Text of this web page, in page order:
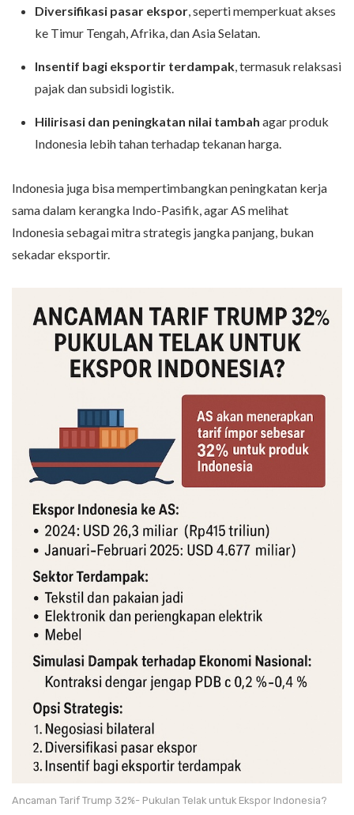
Diversifikasi pasar ekspor, seperti memperkuat akses
ke Timur Tengah, Afrika, dan Asia Selatan.
Insentif bagi eksportir terdampak, termasuk relaksasi
pajak dan subsidi logistik.
Hilirisasi dan peningkatan nilai tambah agar produk
Indonesia lebih tahan terhadap tekanan harga.
Indonesia juga bisa mempertimbangkan peningkatan kerja
sama dalam kerangka Indo-Pasifik, agar AS melihat
Indonesia sebagai mitra strategis jangka panjang, bukan
sekadar eksportir.
Ancaman Tarif Trump 32%- Pukulan Telak untuk Ekspor Indonesia?